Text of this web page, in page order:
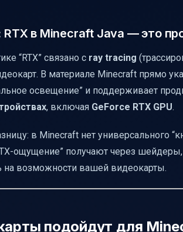
RTX в Minecraft Java — это
“RTX” связано с ray tracing
В материале Minecraft прямо
освещение” и поддерживает
, включая GeForce RTX GPU.
в Minecraft нет универсального
ощущение” получают через
на возможности вашей видеокарты.
подойдут для